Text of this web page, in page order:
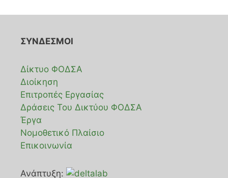
ΣΥΝΔΕΣΜΟΙ
Δίκτυο ΦΟΔΣΑ
Διοίκηση
Επιτροπές Εργασίας
Δράσεις Του Δικτύου ΦΟΔΣΑ
Έργα
Νομοθετικό Πλαίσιο
Επικοινωνία
Ανάπτυξη: